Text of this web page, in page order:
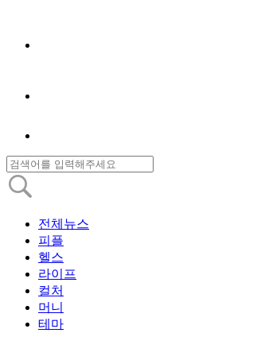
전체뉴스
피플
헬스
라이프
컬처
머니
테마